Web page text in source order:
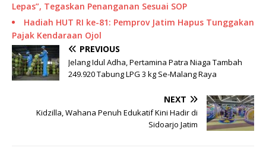
Lepas”, Tegaskan Penanganan Sesuai SOP
Hadiah HUT RI ke-81: Pemprov Jatim Hapus Tunggakan
Pajak Kendaraan Ojol
PREVIOUS
Jelang Idul Adha, Pertamina Patra Niaga Tambah
249.920 Tabung LPG 3 kg Se-Malang Raya
NEXT
Kidzilla, Wahana Penuh Edukatif Kini Hadir di
Sidoarjo Jatim